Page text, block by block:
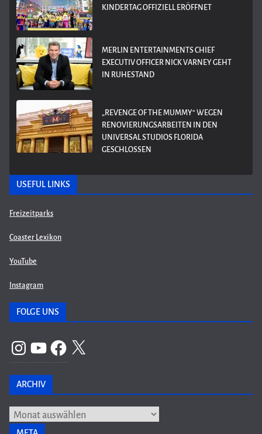
KINDERTAG OFFIZIELL ERÖFFNET
MERLIN ENTERTAINMENTS CHIEF
EXECUTIV OFFICER NICK VARNEY GEHT
IN RUHESTAND
„REVENGE OF THE MUMMY“ WEGEN
RENOVIERUNGSARBEITEN IN DEN
UNIVERSAL STUDIOS FLORIDA
GESCHLOSSEN
USEFUL LINKS
Freizeitparks
Coaster Lexikon
YouTube
Instagram
FOLGE UNS
InstagramYouTubeFacebook
X
ARCHIV
Archiv